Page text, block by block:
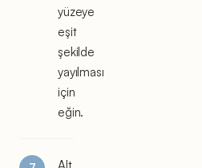
yüzeye
eşit
şekilde
yayılması
için
eğin.
Alt